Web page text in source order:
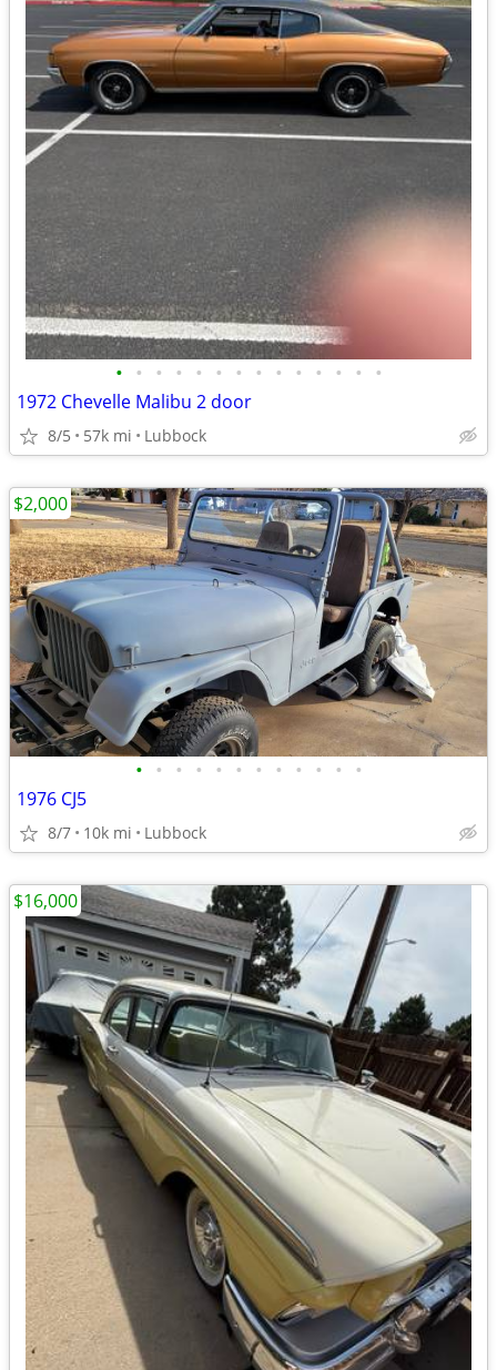
• • • • • • • • • • • • • •
1972 Chevelle Malibu 2 door
8/5 57k mi Lubbock
• • • • • • • • • • • •
1976 CJ5
8/7 10k mi Lubbock
$2,000
$16,000